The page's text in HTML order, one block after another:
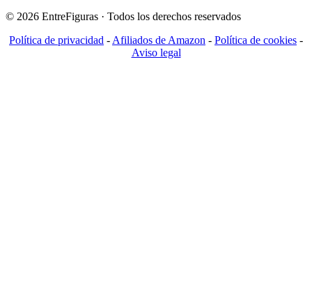
© 2026 EntreFiguras · Todos los derechos reservados
Política de privacidad - Afiliados de Amazon - Política de cookies -
Aviso legal